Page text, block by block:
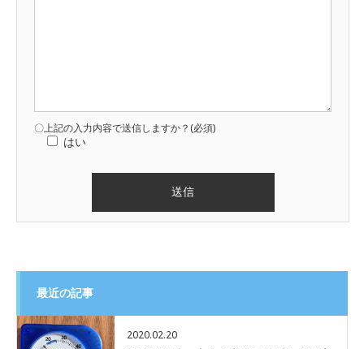
〇上記の入力内容で送信しますか？(必須)
はい
最近の記事
2020.02.20